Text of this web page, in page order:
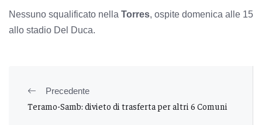
Nessuno squalificato nella Torres, ospite domenica alle 15
allo stadio Del Duca.
Precedente
Teramo-Samb: divieto di trasferta per altri 6 Comuni